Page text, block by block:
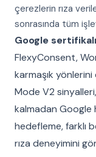
çerezlerin rıza
sonrasında tüm
Google
FlexyConsent,
karmaşık
Mode V2
kalmadan Google
hedefleme, farklı
rıza deneyimini